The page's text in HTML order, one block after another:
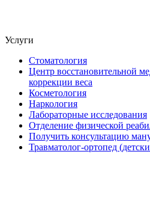
Услуги
Стоматология
Центр восстановительной
коррекции веса
Косметология
Наркология
Лабораторные исследования
Отделение физической
Получить консультацию
Травматолог-ортопед